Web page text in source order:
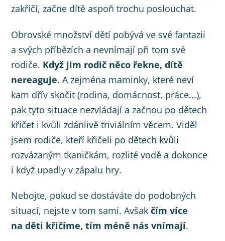
zakřičí, začne dítě aspoň trochu poslouchat.
Obrovské množství dětí pobývá ve své fantazii
a svých příbězích a nevnímají při tom své
rodiče. Když jim rodič něco řekne, dítě
nereaguje. A zejména maminky, které neví
kam dřív skočit (rodina, domácnost, práce...),
pak tyto situace nezvládají a začnou po dětech
křičet i kvůli zdánlivě triviálním věcem. Viděl
jsem rodiče, kteří křičeli po dětech kvůli
rozvázaným tkaničkám, rozlité vodě a dokonce
i když upadly v zápalu hry.
Nebojte, pokud se dostáváte do podobných
situací, nejste v tom sami. Avšakčím více
na děti křičíme, tím méně nás vnímají.